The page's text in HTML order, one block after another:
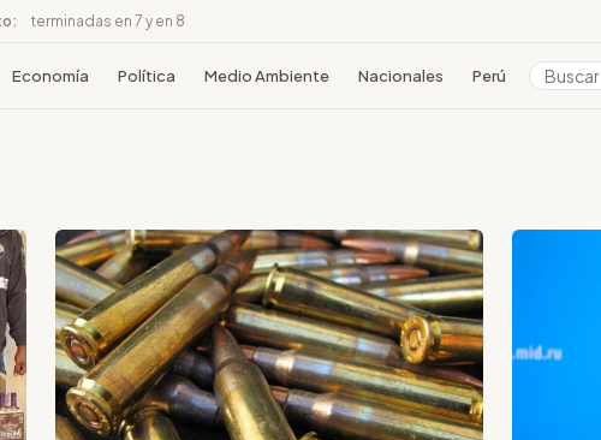
terminadas en 7 y en 8
Economía Política Medio Ambiente Nacionales Perú Colombia